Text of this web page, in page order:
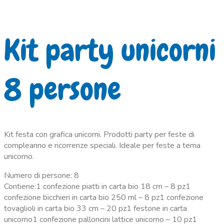
Kit party unicorni
8 persone
Kit festa con grafica unicorni. Prodotti party per feste di
compleanno e ricorrenze speciali. Ideale per feste a tema
unicorno.
Numero di persone: 8
Contiene:1 confezione piatti in carta bio 18 cm – 8 pz1
confezione bicchieri in carta bio 250 ml – 8 pz1 confezione
tovaglioli in carta bio 33 cm – 20 pz1 festone in carta
unicorno1 confezione palloncini lattice unicorno – 10 pz1